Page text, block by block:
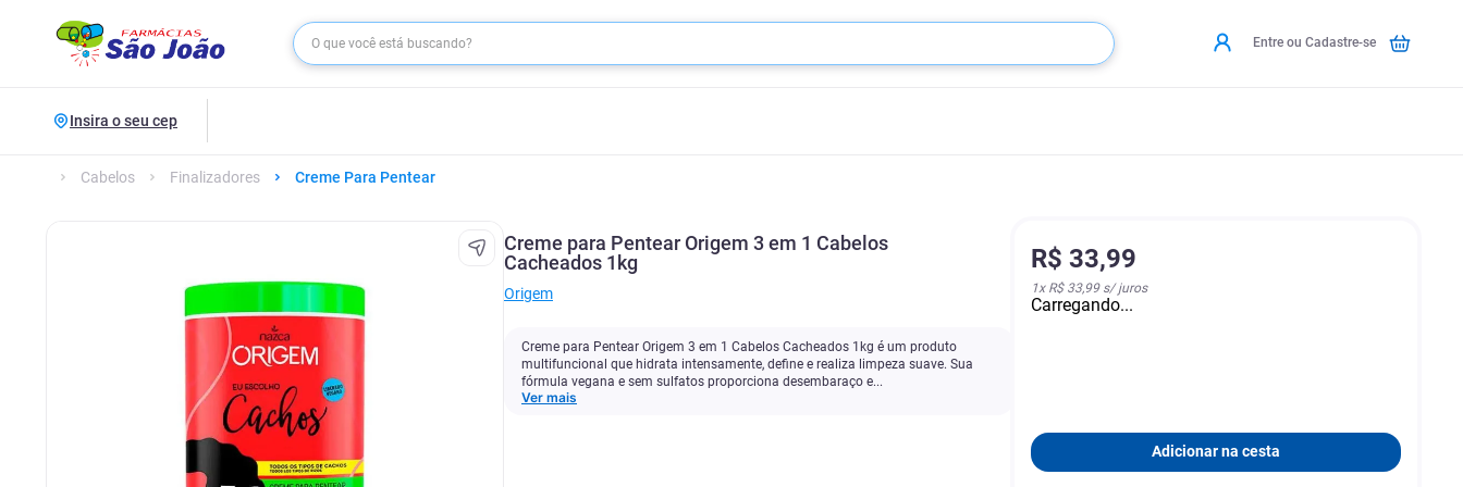
Entre ou Cadastre-se
Insira o seu cep
Cabelos Finalizadores Creme Para Pentear
Creme para Pentear Origem 3 em 1 Cabelos
Cacheados 1kg
Origem
Creme para Pentear Origem 3 em 1 Cabelos Cacheados 1kg é um produto
multifuncional que hidrata intensamente, define e realiza limpeza suave. Sua
fórmula vegana e sem sulfatos proporciona desembaraço e...
Ver mais
R$ 33,99
1x R$ 33,99s/ juros
Carregando...
Adicionar na cesta